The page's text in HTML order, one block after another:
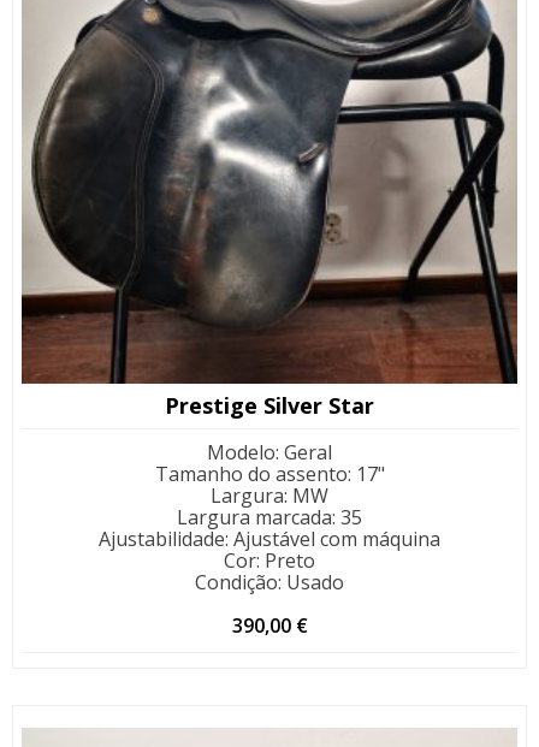
Prestige Silver Star
Modelo: Geral
Tamanho do assento: 17"
Largura: MW
Largura marcada: 35
Ajustabilidade: Ajustável com máquina
Cor: Preto
Condição: Usado
390,00 €